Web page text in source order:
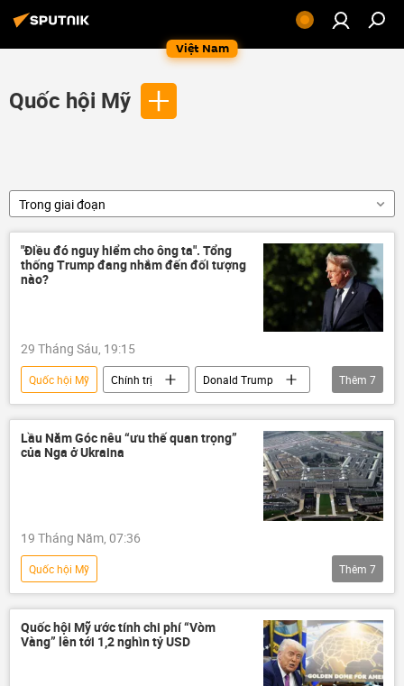
Việt Nam
Quốc hội Mỹ
Trong giai đoạn
"Điều đó nguy hiểm cho ông ta". Tổng
thống Trump đang nhắm đến đối tượng
nào?
29 Tháng Sáu, 19:15
Quốc hội Mỹ Chính trị
Donald Trump
Thế giới
Hoa Kỳ
Elon Musk
Quan điểm-Ý kiến
chuyên gia
Pháp luật
Thêm 7
Lầu Năm Góc nêu “ưu thế quan trọng”
của Nga ở Ukraina
19 Tháng Năm, 07:36
Quốc hội Mỹ
Chiến dịch quân sự đặc biệt tại Ukraina
Thế giới
Ukraina
Nga
Hoa Kỳ
Quân sự Lầu Năm Góc
Thêm 7
Quốc hội Mỹ ước tính chi phí “Vòm
Vàng” lên tới 1,2 nghìn tỷ USD